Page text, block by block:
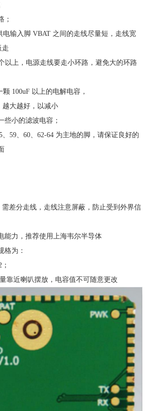
；
电输入脚 VBAT 之间的走线尽量短，走线宽
走
以上，电源走线要走小环路，避免大的环路
100uF 以上的电解电容，
越大越好，以减小
些小的滤波电容；
59、60、62-64 为主地的脚，请保证良好的
需差分走线，走线注意屏蔽，防止受到外界信
能力，推荐使用上海韦尔半导体
格为：
靠近喇叭摆放，电容值不可随意更改